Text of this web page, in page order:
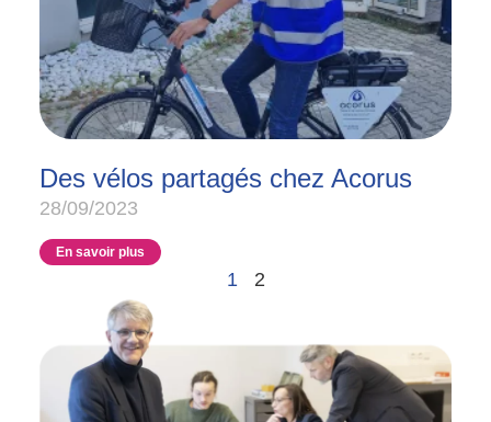
Des vélos partagés chez Acorus
28/09/2023
En savoir plus
1 2